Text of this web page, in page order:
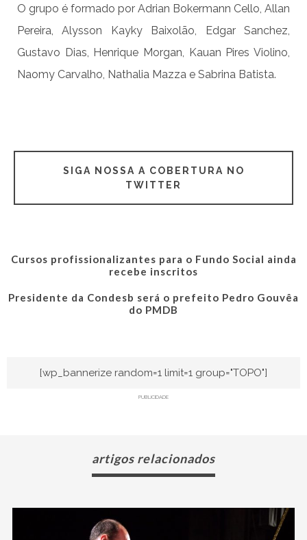
O grupo é formado por Adrian Bokermann Cello, Allan
Pereira, Alysson Kayky Baixolão, Edgar Sanchez,
Gustavo Dias, Henrique Morgan, Kauan Pires Violino,
Naomy Carvalho, Nathalia Mazza e Sabrina Batista.
SIGA NOSSA A COBERTURA NO
TWITTER
Cursos profissionalizantes para o Fundo Social ainda
recebe inscritos
Presidente da Condesb será o prefeito Pedro Gouvêa
do PMDB
[wp_bannerize random=1 limit=1 group="TOPO"]
PUBLICIDADE
artigos relacionados